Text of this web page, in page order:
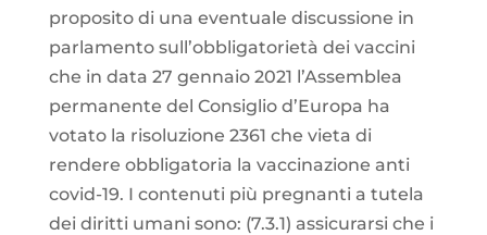
proposito di una eventuale discussione in
parlamento sull’obbligatorietà dei vaccini
che in data 27 gennaio 2021 l’Assemblea
permanente del Consiglio d’Europa ha
votato la risoluzione 2361 che vieta di
rendere obbligatoria la vaccinazione anti
covid-19. I contenuti più pregnanti a tutela
dei diritti umani sono: (7.3.1) assicurarsi che i